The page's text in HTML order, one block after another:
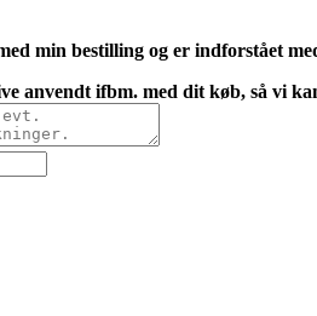
min bestilling og er indforstået
anvendt ifbm. med dit køb, så vi